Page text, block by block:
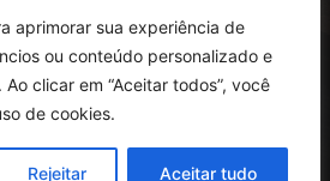
aprimorar sua experiência de
ou conteúdo personalizado e
clicar em “Aceitar todos”, você
de cookies.
Rejeitar Aceitar tudo
SOBRE NÓS
Antonio Prado, 121
CEP: 07095-180